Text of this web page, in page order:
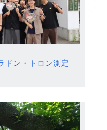
ドン・トロン測定